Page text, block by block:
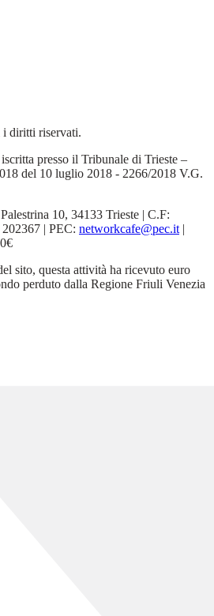
diritti riservati.
presso il Tribunale di Trieste –
del 10 luglio 2018 - 2266/2018 V.G.
10, 34133 Trieste | C.F:
| PEC: networkcafe@pec.it |
sito, questa attività ha ricevuto euro
perduto dalla Regione Friuli Venezia